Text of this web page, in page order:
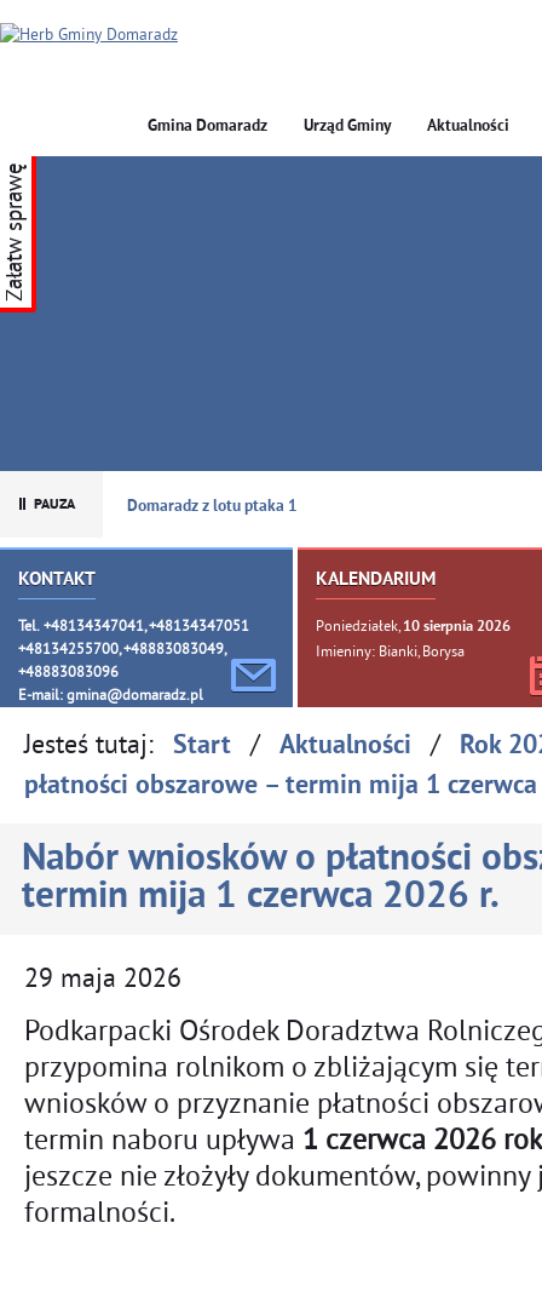
GMINA DOMARADZ
Gmina Domaradz Urząd Gminy Aktualności
Domaradz z lotu ptaka 1
KONTAKT
Tel. +48134347041, +48134347051
+48134255700, +48883083049,
+48883083096
E-mail: gmina@domaradz.pl
KALENDARIUM
Poniedziałek, 10sierpnia 2026
Imieniny: Bianki, Borysa
Załatw sprawę
Jesteś tutaj: Start / Aktualności / Rok
płatności obszarowe – termin mija 1
Nabór wniosków o płatności
termin mija 1 czerwca 2026 r.
29 maja 2026
Podkarpacki Ośrodek Doradztwa
przypomina rolnikom o zbliżającym się
wniosków o przyznanie płatności
termin naboru upływa 1 czerwca 2026
jeszcze nie złożyły dokumentów,
formalności.